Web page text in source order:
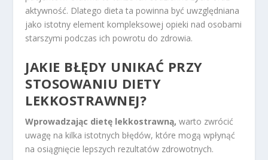
aktywność. Dlatego dieta ta powinna być uwzględniana
jako istotny element kompleksowej opieki nad osobami
starszymi podczas ich powrotu do zdrowia.
JAKIE BŁĘDY UNIKAĆ PRZY
STOSOWANIU DIETY
LEKKOSTRAWNEJ?
Wprowadzając dietę lekkostrawną, warto zwrócić
uwagę na kilka istotnych błędów, które mogą wpłynąć
na osiągnięcie lepszych rezultatów zdrowotnych.